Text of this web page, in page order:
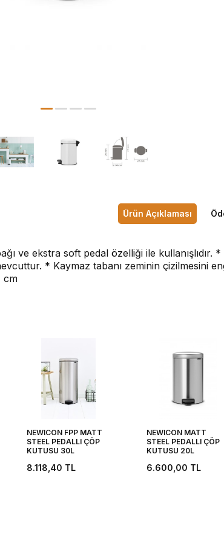
Ürün Açıklaması
ve ekstra soft pedal özelliği ile
* Kaymaz tabanı zeminin çizilmesini
cm
NEWICON FPP MATT
STEEL PEDALLI ÇÖP
KUTUSU 30L
8.118,40 TL
NEWICON MATT
STEEL PEDALLI ÇÖP
KUTUSU 20L
6.600,00 TL